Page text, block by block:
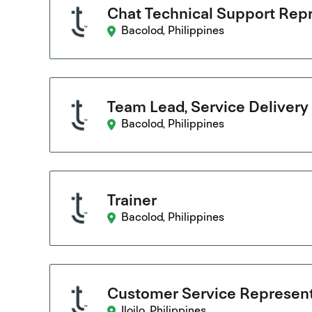
Chat Technical Support
Bacolod, Philippines
Team Lead, Service Delivery
Bacolod, Philippines
Trainer
Bacolod, Philippines
Customer Service